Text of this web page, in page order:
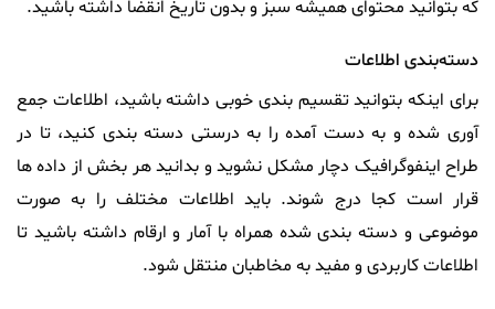
که بتوانید محتوای همیشه سبز و بدون تاریخ انقضا داشته باشید.
دسته‌بندی اطلاعات
برای اینکه بتوانید تقسیم‌ بندی خوبی داشته باشید، اطلاعات جمع‌
آوری شده و به دست آمده را به درستی دسته بندی کنید، تا در
طراح اینفوگرافیک دچار مشکل نشوید و بدانید هر بخش از داده‌ ها
قرار است کجا درج شوند. باید اطلاعات مختلف را به صورت
موضوعی و دسته‌ بندی شده همراه با آمار و ارقام داشته باشید تا
اطلاعات کاربردی و مفید به مخاطبان منتقل شود.